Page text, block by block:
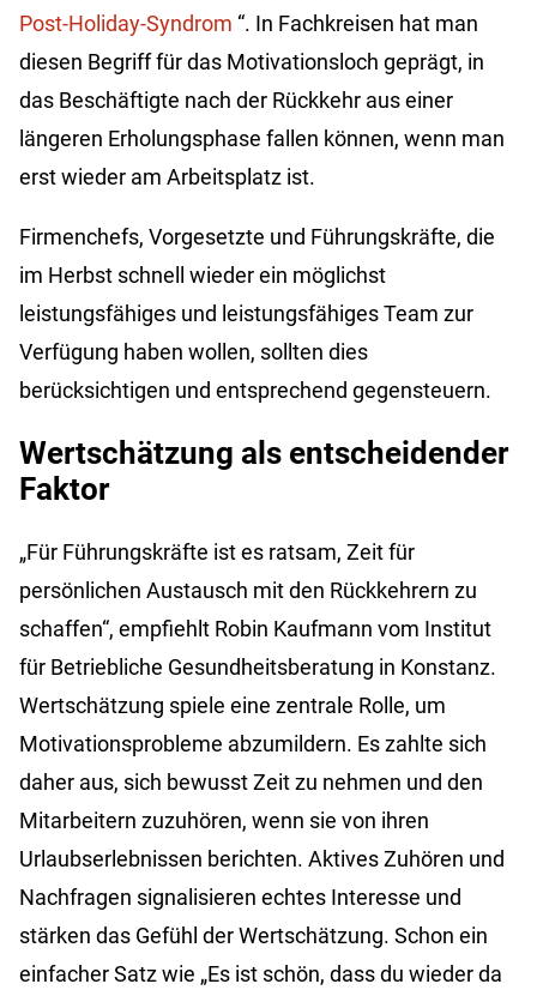
Post-Holiday-Syndrom “. In Fachkreisen hat man
diesen Begriff für das Motivationsloch geprägt, in
das Beschäftigte nach der Rückkehr aus einer
längeren Erholungsphase fallen können, wenn man
erst wieder am Arbeitsplatz ist.
Firmenchefs, Vorgesetzte und Führungskräfte, die
im Herbst schnell wieder ein möglichst
leistungsfähiges und leistungsfähiges Team zur
Verfügung haben wollen, sollten dies
berücksichtigen und entsprechend gegensteuern.
Wertschätzung als entscheidender
Faktor
„Für Führungskräfte ist es ratsam, Zeit für
persönlichen Austausch mit den Rückkehrern zu
schaffen“, empfiehlt Robin Kaufmann vom Institut
für Betriebliche Gesundheitsberatung in Konstanz.
Wertschätzung spiele eine zentrale Rolle, um
Motivationsprobleme abzumildern. Es zahlte sich
daher aus, sich bewusst Zeit zu nehmen und den
Mitarbeitern zuzuhören, wenn sie von ihren
Urlaubserlebnissen berichten. Aktives Zuhören und
Nachfragen signalisieren echtes Interesse und
stärken das Gefühl der Wertschätzung. Schon ein
einfacher Satz wie „Es ist schön, dass du wieder da